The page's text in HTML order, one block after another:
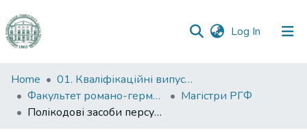
Log In (current)
Communities
&
Collections
Home
01. Кваліфікаційні випускні роботи здобувачів вищої освіти
Факультет романо-германської філології
Магістри РГФ
Полікодові засоби персуазивності і політичного інтернет повідомлення